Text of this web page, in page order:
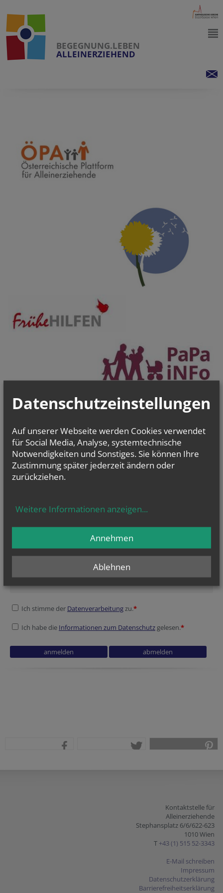
BEGEGNUNG.LEBEN
ALLEINERZIEHEND
Reference
Session ID
Website
Security token
Security token
Verification code
Verification code
NEWSLETTER
Geben Sie bitte Ihre E-Mail Adresse ein
Ich stimme der Datenverarbeitungzu.*
Ich habe die Informationen zum Datenschutz gelesen.*
Kontaktstelle für
Alleinerziehende
Stephansplatz 6/6/622-623
1010 Wien
T +43 (1) 515 52-3343
E-Mail schreiben
Impressum
Datenschutzerklärung
Barrierefreiheitserklärung
Datenschutzeinstellungen
Auf unserer Webseite werden Cookies verwendet
für Social Media, Analyse, systemtechnische
Notwendigkeiten und Sonstiges. Sie können Ihre
Zustimmung später jederzeit ändern oder
zurückziehen.
Weitere Informationen anzeigen...
Ablehnen
Annehmen